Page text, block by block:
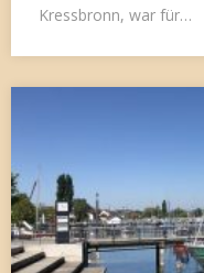
Kressbronn, war für…